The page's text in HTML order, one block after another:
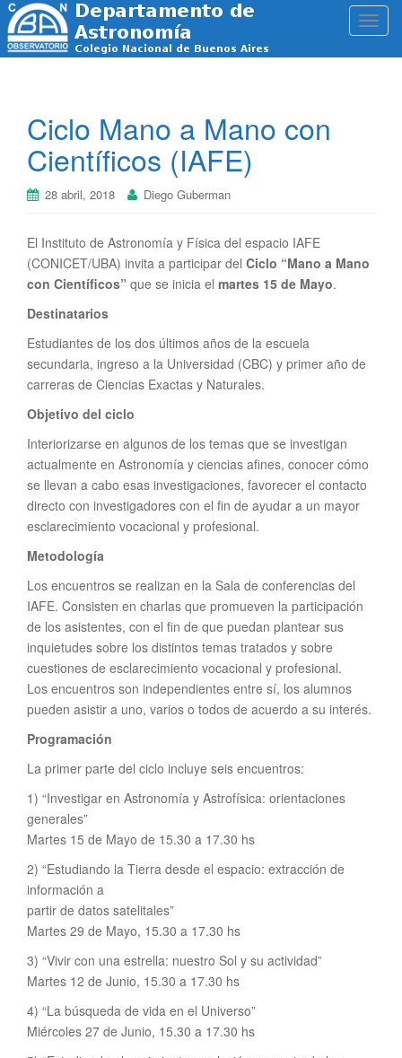
T
t
Ciclo Mano a Mano con
Científicos (IAFE)
28 abril, 2018 Diego Guberman
El Instituto de Astronomía y Física del espacio IAFE
(CONICET/UBA) invita a participar del Ciclo “Mano a Mano
con Científicos” que se inicia el martes 15 de Mayo.
Destinatarios
Estudiantes de los dos últimos años de la escuela
secundaria, ingreso a la Universidad (CBC) y primer año de
carreras de Ciencias Exactas y Naturales.
Objetivo del ciclo
Interiorizarse en algunos de los temas que se investigan
actualmente en Astronomía y ciencias afines, conocer cómo
se llevan a cabo esas investigaciones, favorecer el contacto
directo con investigadores con el fin de ayudar a un mayor
esclarecimiento vocacional y profesional.
Metodología
Los encuentros se realizan en la Sala de conferencias del
IAFE. Consisten en charlas que promueven la participación
de los asistentes, con el fin de que puedan plantear sus
inquietudes sobre los distintos temas tratados y sobre
cuestiones de esclarecimiento vocacional y profesional.
Los encuentros son independientes entre sí, los alumnos
pueden asistir a uno, varios o todos de acuerdo a su interés.
Programación
La primer parte del ciclo incluye seis encuentros:
1) “Investigar en Astronomía y Astrofísica: orientaciones
generales”
Martes 15 de Mayo de 15.30 a 17.30 hs
2) “Estudiando la Tierra desde el espacio: extracción de
información a
partir de datos satelitales”
Martes 29 de Mayo, 15.30 a 17.30 hs
3) “Vivir con una estrella: nuestro Sol y su actividad”
Martes 12 de Junio, 15.30 a 17.30 hs
4) “La búsqueda de vida en el Universo”
Miércoles 27 de Junio, 15.30 a 17.30 hs